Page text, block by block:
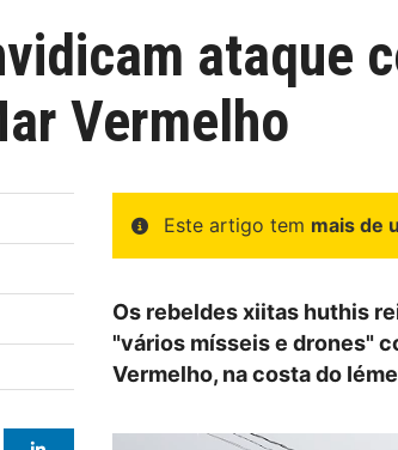
ataque
Vermelho
Este artigo tem mais de
Os rebeldes xiitas huthis
"vários mísseis e drones"
Vermelho, na costa do